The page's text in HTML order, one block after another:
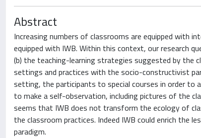
Abstract
Increasing numbers of classrooms are equipped with
equipped with IWB. Within this context, our research
(b) the teaching-learning strategies suggested by the
settings and practices with the socio-constructivist
setting, the participants to special courses in order to
to make a self-observation, including pictures of the
seems that IWB does not transform the ecology of
the classroom practices. Indeed IWB could enrich
paradigm.